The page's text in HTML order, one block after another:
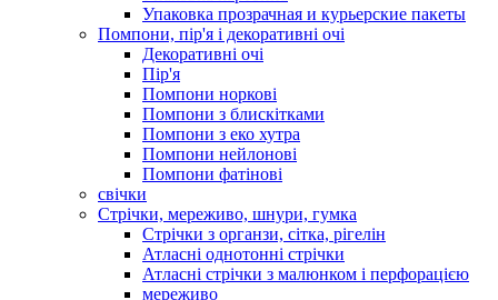
Упаковка прозрачная и курьерские пакеты
Помпони, пір'я і декоративні очі
Декоративні очі
Пір'я
Помпони норкові
Помпони з блискітками
Помпони з еко хутра
Помпони нейлонові
Помпони фатінові
свічки
Стрічки, мереживо, шнури, гумка
Стрічки з органзи, сітка, рігелін
Атласні однотонні стрічки
Атласні стрічки з малюнком і перфорацією
мереживо